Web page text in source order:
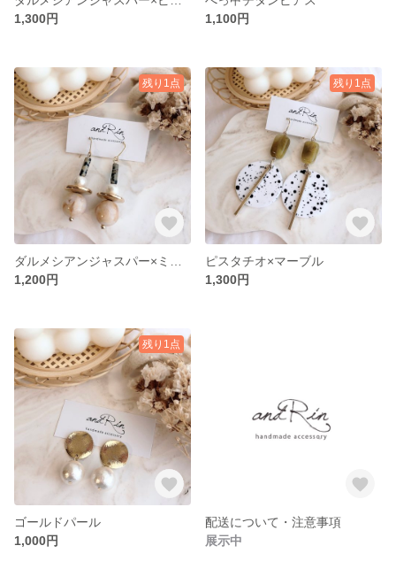
1,300円
1,100円
残り1点
1,200円
残り1点
ピスタチオ×マーブル
1,300円
残り1点
ゴールドパール
1,000円
配送について・注意事項
展示中